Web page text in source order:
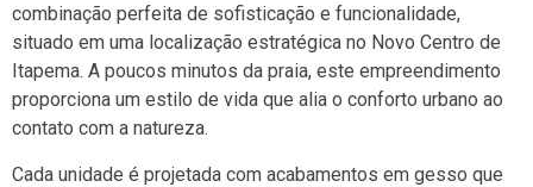
combinação perfeita de sofisticação e funcionalidade,
situado em uma localização estratégica no Novo Centro de
Itapema. A poucos minutos da praia, este empreendimento
proporciona um estilo de vida que alia o conforto urbano ao
contato com a natureza.
Cada unidade é projetada com acabamentos em gesso que